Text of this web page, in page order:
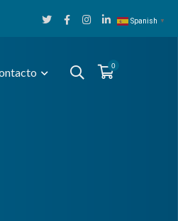
TwitterFacebookInstagram
LinkedIn
0
Spanish ▼